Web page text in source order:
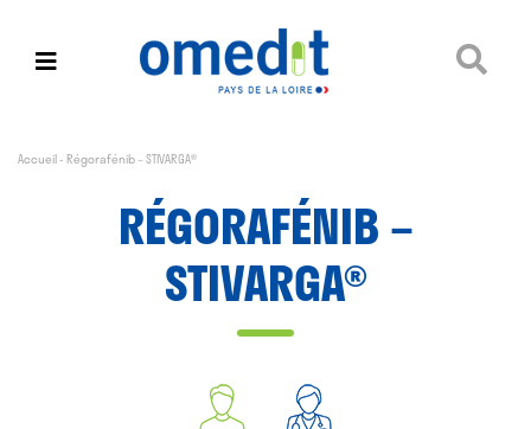
Accueil- Régorafénib – STIVARGA®
RÉGORAFÉNIB –
STIVARGA®